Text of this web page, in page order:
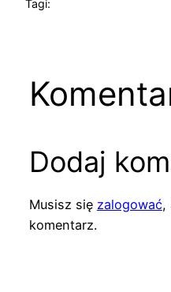
Tagi:
Dodaj
Musisz się zalogować,
komentarz.